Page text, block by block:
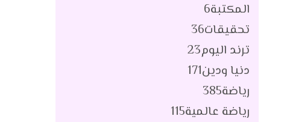
المكتبة6
تحقيقات36
ترند اليوم23
دنيا ودين171
رياضة385
رياضة عالمية115